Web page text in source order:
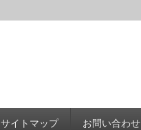
サイトマップ お問い合わせ